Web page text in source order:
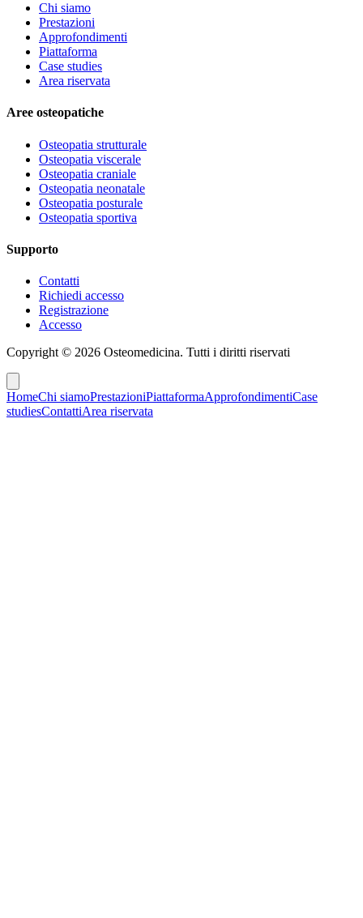
Chi siamo
Prestazioni
Approfondimenti
Piattaforma
Case studies
Area riservata
Aree osteopatiche
Osteopatia strutturale
Osteopatia viscerale
Osteopatia craniale
Osteopatia neonatale
Osteopatia posturale
Osteopatia sportiva
Supporto
Contatti
Richiedi accesso
Registrazione
Accesso
Copyright © 2026 Osteomedicina. Tutti i diritti riservati
HomeChi siamoPrestazioniPiattaformaApprofondimentiCase
studiesContattiArea riservata